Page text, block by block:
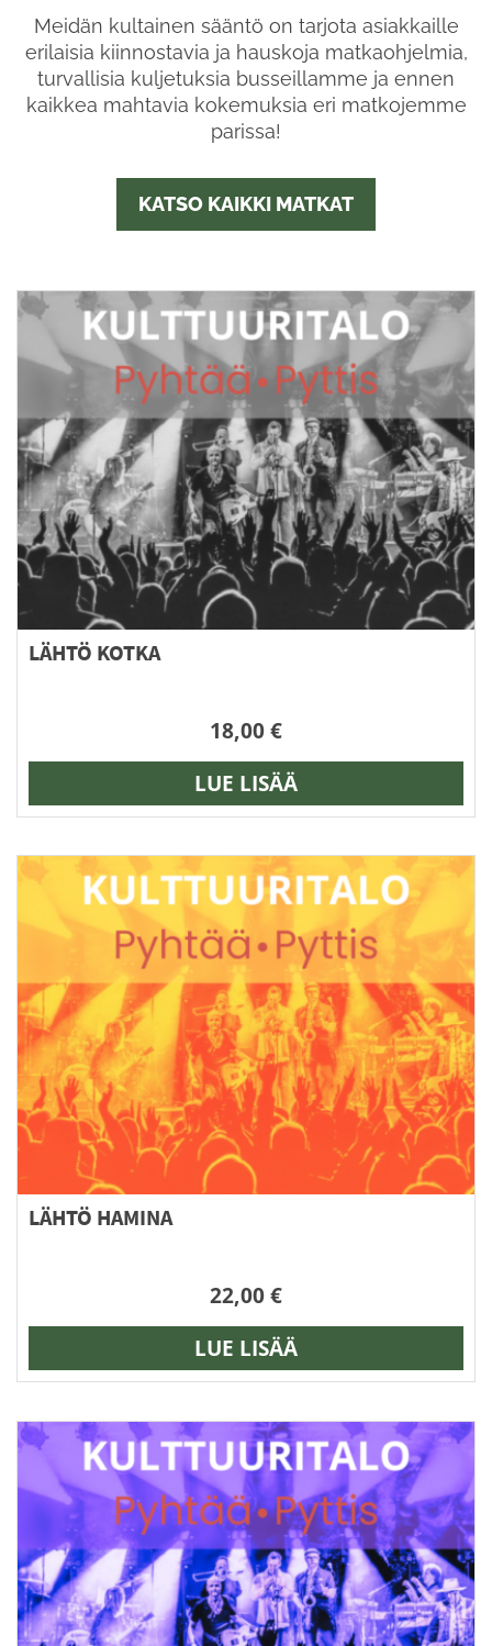
Meidän kultainen sääntö on tarjota asiakkaille
erilaisia kiinnostavia ja hauskoja matkaohjelmia,
turvallisia kuljetuksia busseillamme ja ennen
kaikkea mahtavia kokemuksia eri matkojemme
parissa!
KATSO KAIKKI MATKAT
LÄHTÖ KOTKA
18,00€
LUE LISÄÄ
Tällä
tuotteella
on
useampi
muunnelma.
Voit
tehdä
valinnat
tuotteen
sivulla.
LÄHTÖ HAMINA
22,00€
LUE LISÄÄ
Tällä
tuotteella
on
useampi
muunnelma.
Voit
tehdä
valinnat
tuotteen